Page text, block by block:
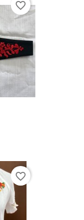
favorite_border
favorite_border